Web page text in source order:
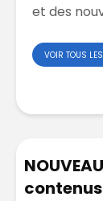
et des
VOIR TOUS